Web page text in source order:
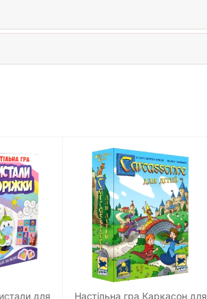
для
Настільна гра Каркасон для